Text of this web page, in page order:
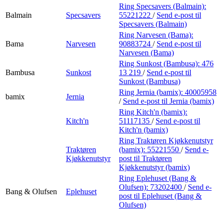
Balmain Specsavers
Ring Specsavers (Balmain):
55221222 / Send e-post til
Specsavers (Balmain)
Bama Narvesen
Ring Narvesen (Bama):
90883724 / Send e-post til
Narvesen (Bama)
Bambusa Sunkost
Ring Sunkost (Bambusa): 476
13 219 / Send e-post til
Sunkost (Bambusa)
bamix
Jernia
Ring Jernia (bamix): 40005958
/ Send e-post til Jernia (bamix)
Kitch'n
Ring Kitch'n (bamix):
51117135 / Send e-post til
Kitch'n (bamix)
Traktøren
Kjøkkenutstyr
Ring Traktøren Kjøkkenutstyr
(bamix): 55221550 / Send e-
post til Traktøren
Kjøkkenutstyr (bamix)
Bang & Olufsen Eplehuset
Ring Eplehuset (Bang &
Olufsen): 73202400 / Send e-
post til Eplehuset (Bang &
Olufsen)